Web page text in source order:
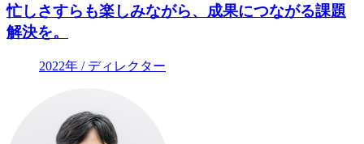
忙しさすらも楽しみながら、成果につながる課題
解決を。
2022年 / ディレクター